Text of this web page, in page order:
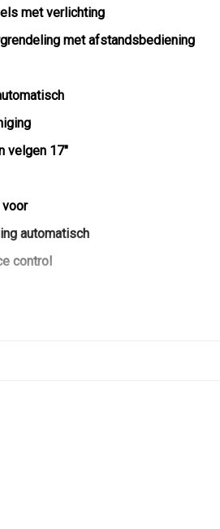
met verlichting
met afstandsbediening
velgen 17"
automatisch
control